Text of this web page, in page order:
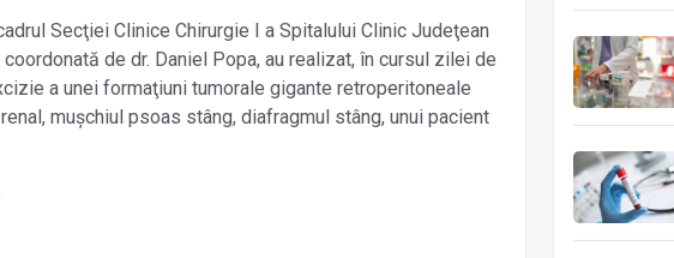
Secţiei Clinice Chirurgie I a Spitalului Clinic Judeţean
de dr. Daniel Popa, au realizat, în cursul zilei de
a unei formaţiuni tumorale gigante retroperitoneale
muşchiul psoas stâng, diafragmul stâng, unui pacient